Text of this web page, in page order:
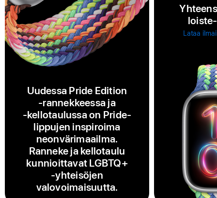
Uudessa Pride Edition
‑rannekkeessa ja
‑kellotaulussa on Pride-
lippujen inspiroima
neonvärimaailma.
Ranneke ja kellotaulu
kunnioittavat LGBTQ+
‑yhteisöjen
valovoimaisuutta.
Lataa